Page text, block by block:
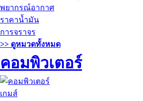
พยากรณ์อากาศ
ราคาน้ำมัน
การจราจร
>> ดูหมวดทั้งหมด
คอมพิวเตอร์
เกมส์